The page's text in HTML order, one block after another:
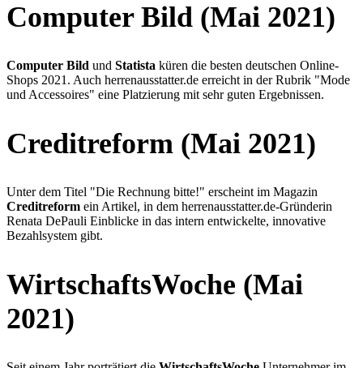
Computer Bild (Mai 2021)
Computer Bild und Statista küren die besten deutschen Online-
Shops 2021. Auch herrenausstatter.de erreicht in der Rubrik "Mode
und Accessoires" eine Platzierung mit sehr guten Ergebnissen.
Creditreform (Mai 2021)
Unter dem Titel "Die Rechnung bitte!" erscheint im Magazin
Creditreform ein Artikel, in dem herrenausstatter.de-Gründerin
Renata DePauli Einblicke in das intern entwickelte, innovative
Bezahlsystem gibt.
WirtschaftsWoche (Mai
2021)